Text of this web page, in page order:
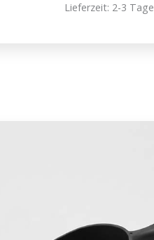
Lieferzeit: 2-3 Tage